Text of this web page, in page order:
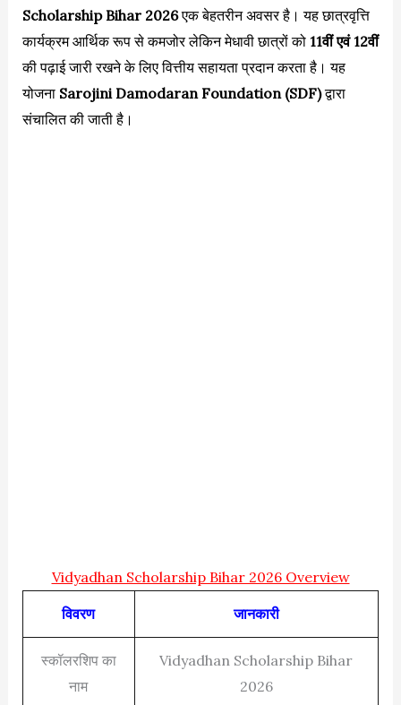
Scholarship Bihar 2026एक बेहतरीन अवसर है। यह छात्रवृत्ति
कार्यक्रम आर्थिक रूप से कमजोर लेकिन मेधावी छात्रों को 11वीं एवं 12वीं
की पढ़ाई जारी रखने के लिए वित्तीय सहायता प्रदान करता है। यह
योजना Sarojini Damodaran Foundation (SDF)द्वारा
संचालित की जाती है।
Vidyadhan Scholarship Bihar 2026 Overview
विवरण जानकारी
स्कॉलरशिप का
नाम
Vidyadhan Scholarship Bihar
2026